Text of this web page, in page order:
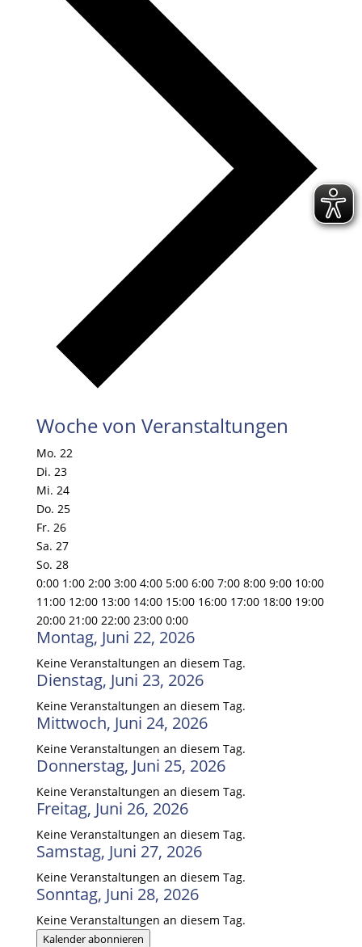
Woche von Veranstaltungen
Mo. 22
Di. 23
Mi. 24
Do. 25
Fr. 26
Sa. 27
So. 28
0:00 1:00 2:00 3:00 4:00 5:00 6:00 7:00 8:00 9:00 10:00
11:00 12:00 13:00 14:00 15:00 16:00 17:00 18:00 19:00
20:00 21:00 22:00 23:00 0:00
Montag, Juni 22, 2026
Keine Veranstaltungen an diesem Tag.
Dienstag, Juni 23, 2026
Keine Veranstaltungen an diesem Tag.
Mittwoch, Juni 24, 2026
Keine Veranstaltungen an diesem Tag.
Donnerstag, Juni 25, 2026
Keine Veranstaltungen an diesem Tag.
Freitag, Juni 26, 2026
Keine Veranstaltungen an diesem Tag.
Samstag, Juni 27, 2026
Keine Veranstaltungen an diesem Tag.
Sonntag, Juni 28, 2026
Keine Veranstaltungen an diesem Tag.
Kalender abonnieren